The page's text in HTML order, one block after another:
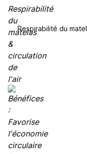
Respirabilité du